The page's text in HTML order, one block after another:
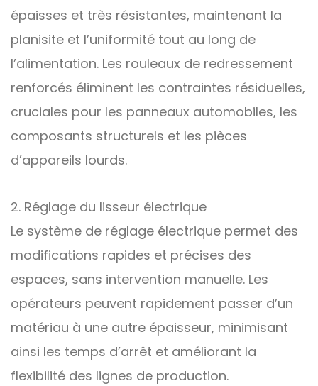
épaisses et très résistantes, maintenant la
planisite et l’uniformité tout au long de
l’alimentation. Les rouleaux de redressement
renforcés éliminent les contraintes résiduelles,
cruciales pour les panneaux automobiles, les
composants structurels et les pièces
d’appareils lourds.
2. Réglage du lisseur électrique
Le système de réglage électrique permet des
modifications rapides et précises des
espaces, sans intervention manuelle. Les
opérateurs peuvent rapidement passer d’un
matériau à une autre épaisseur, minimisant
ainsi les temps d’arrêt et améliorant la
flexibilité des lignes de production.